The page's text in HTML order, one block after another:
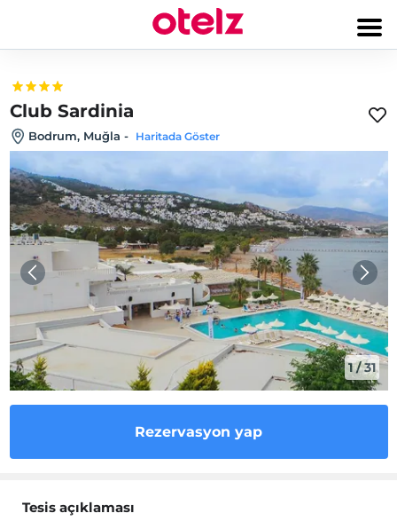
Club Sardinia
Bodrum, Muğla - Haritada Göster
1/31
Rezervasyon yap
Tesis açıklaması